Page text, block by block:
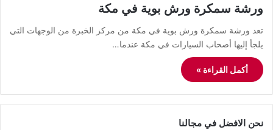
ورشة سمكرة ورش بوية في مكة
تعد ورشة سمكرة ورش بوية في مكة من مركز الخبرة من الوجهات التي
يلجأ إليها أصحاب السيارات في مكة عندما…
أكمل القراءة »
نحن الافضل في مجالنا